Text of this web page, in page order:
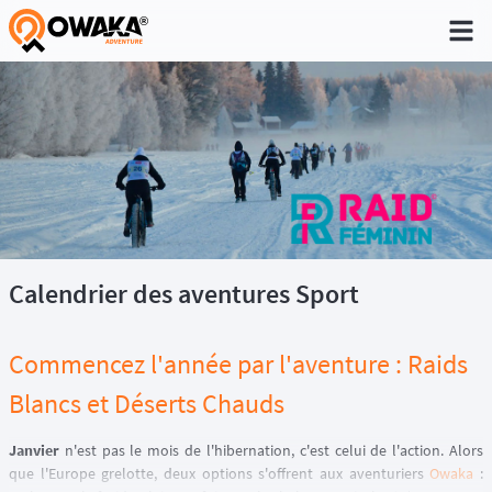
®
Calendrier des aventures Sport
Commencez l'année par l'aventure : Raids
Blancs et Déserts Chauds
Janvier n'est pas le mois de l'hibernation, c'est celui de l'action. Alors
que l'Europe grelotte, deux options s'offrent aux aventuriers Owaka :